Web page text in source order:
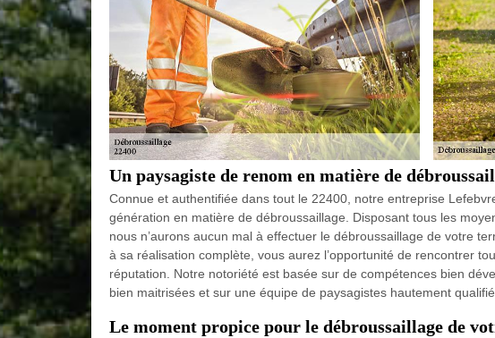
Un paysagiste de renom en matière de
Connue et authentifiée dans tout le 22400, notre entreprise
génération en matière de débroussaillage. Disposant tous les
nous n’aurons aucun mal à effectuer le débroussaillage de votre
à sa réalisation complète, vous aurez l’opportunité de rencontrer
réputation. Notre notoriété est basée sur de compétences bien
bien maitrisées et sur une équipe de paysagistes hautement
Le moment propice pour le débroussaillage de